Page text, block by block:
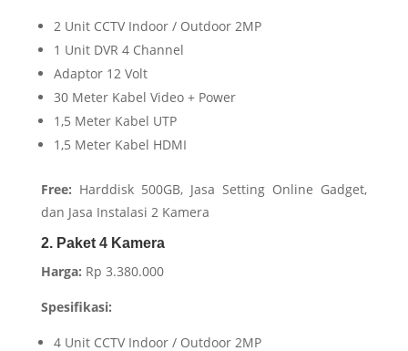
2 Unit CCTV Indoor / Outdoor 2MP
1 Unit DVR 4 Channel
Adaptor 12 Volt
30 Meter Kabel Video + Power
1,5 Meter Kabel UTP
1,5 Meter Kabel HDMI
Free: Harddisk 500GB, Jasa Setting Online Gadget,
dan Jasa Instalasi 2 Kamera
2. Paket 4 Kamera
Harga: Rp 3.380.000
Spesifikasi:
4 Unit CCTV Indoor / Outdoor 2MP